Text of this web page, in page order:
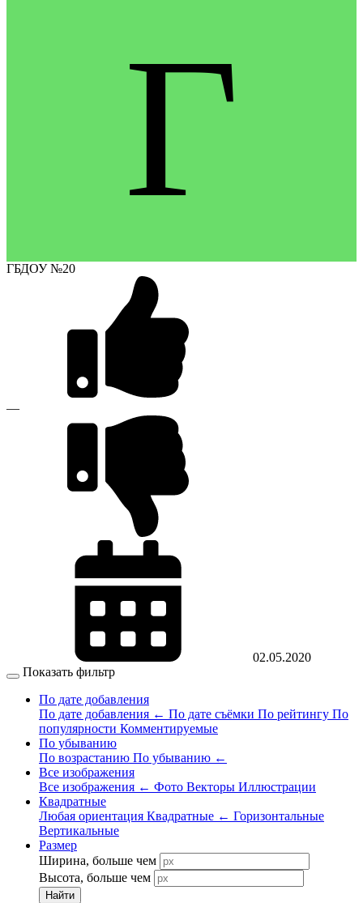
Г
ГБДОУ №20
—
02.05.2020
Показать фильтр
По дате добавления
По дате добавления ← По дате съёмки По рейтингу По
популярности Комментируемые
По убыванию
По возрастанию По убыванию ←
Все изображения
Все изображения ← Фото Векторы Иллюстрации
Квадратные
Любая ориентация Квадратные ← Горизонтальные
Вертикальные
Размер
Ширина, больше чем
Высота, больше чем
Найти